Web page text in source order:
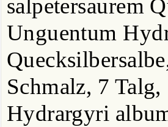
salpetersaurem
Unguentum
Schmalz, 7
Hydrargyri